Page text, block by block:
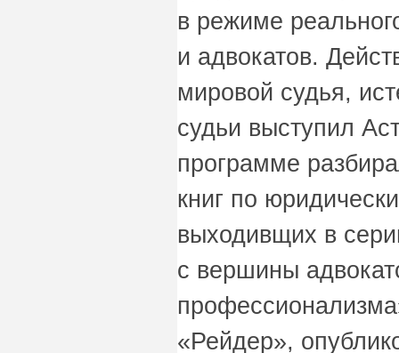
в режиме
и адвокатов.
мировой судья,
судьи выступил
программе
книг по
выходивщих в
с вершины
«Рейдер»,